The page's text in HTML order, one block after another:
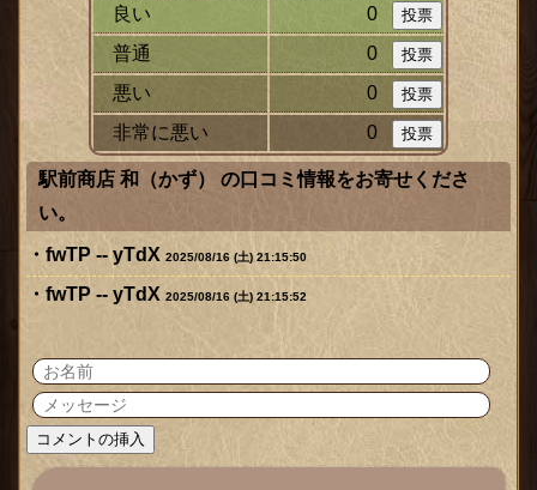
良い
0
普通
0
悪い
0
非常に悪い
0
駅前商店 和（かず） の口コミ情報をお寄せくださ
い。
fwTP -- yTdX 2025/08/16 (土) 21:15:50
fwTP -- yTdX 2025/08/16 (土) 21:15:52